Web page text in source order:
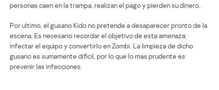
personas caen en la trampa, realizan el pago y pierden su dinero.
Por ultimo, el gusano Kido no pretende a desaparecer pronto de la
escena. Es necesario recordar el objetivo de esta amenaza:
infectar el equipo y convertirlo en Zombi. La limpieza de dicho
gusano es sumamente dificil, por lo que lo mas prudente es
prevenir las infecciones.